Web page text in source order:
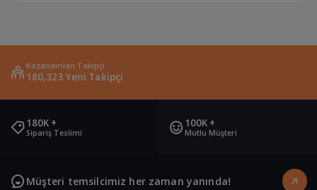
Kazandırılan Takipçi
180,323 Yeni Takipçi
180K +
Sipariş Teslimi
100K +
Mutlu Müşteri
Müşteri temsilcimiz her zaman yanında!